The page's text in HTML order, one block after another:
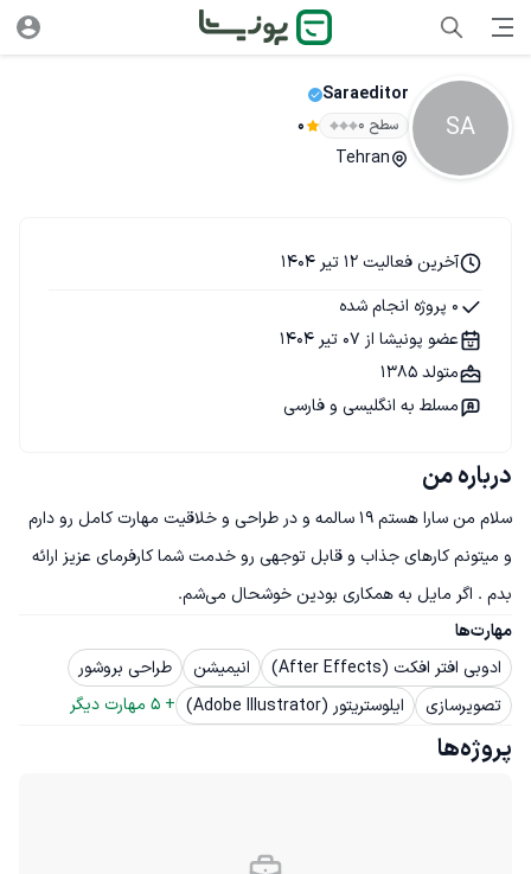
SA
Saraeditor
سطح ۰ 0
Tehran
درباره من
سلام من سارا هستم ۱۹ سالمه و در طراحی و خلاقیت مهارت کامل رو دارم
و میتونم کارهای جذاب و قابل توجهی رو خدمت شما کارفرمای عزیز ارائه
بدم . اگر مایل به همکاری بودین خوشحال می‌شم.
مهارت‌ها
ادوبی افتر افکت (After Effects)
انیمیشن
طراحی بروشور
تصویرسازی
ایلوستریتور (Adobe Illustrator) +
5 مهارت دیگر
آخرین فعالیت 12 تیر 1404
0 پروژه انجام شده
عضو پونیشا از 07 تیر 1404
متولد 1385
مسلط به انگلیسی و فارسی
پروژه‌ها